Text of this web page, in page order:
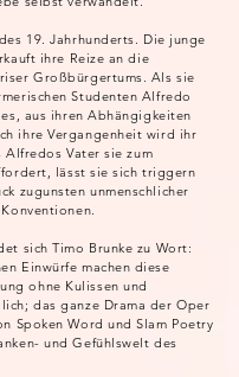
19. Jahrhunderts. Die junge
ihre Reize an die
Großbürgertums. Als sie
Studenten Alfredo
aus ihren Abhängigkeiten
ihre Vergangenheit wird ihr
Alfredos Vater sie zum
lässt sie sich triggern
zugunsten unmenschlicher
sich Timo Brunke zu Wort:
Einwürfe machen diese
ohne Kulissen und
das ganze Drama der Oper
Spoken Word und Slam Poetry
und Gefühlswelt des